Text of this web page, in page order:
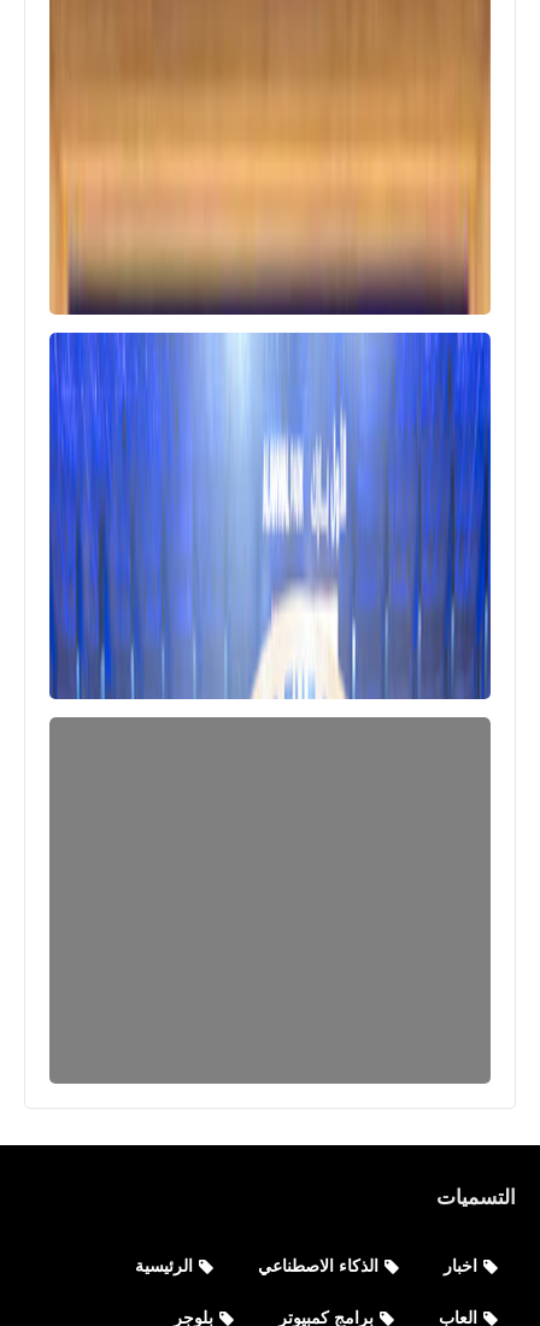
التسميات
اخبار الذكاء الاصطناعي الرئيسية
العاب برامج كمبيوتر بلوجر